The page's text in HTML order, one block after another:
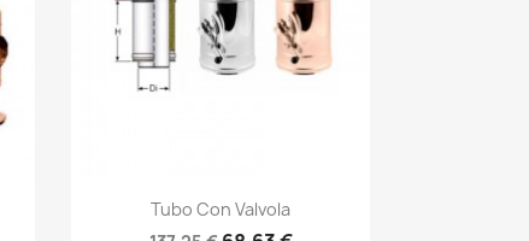
Anteprima
Tubo Con Valvola